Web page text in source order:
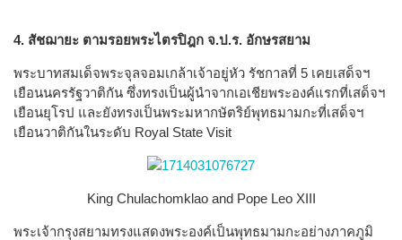
4. สัชฌายะ ตามรอยพระไตรปิฎก จ.ป.ร. อักษรสยาม
พระบาทสมเด็จพระจุลจอมเกล้าเจ้าอยู่หัว รัชกาลที่ 5 เคยเสด็จฯ
เยือนนครรัฐวาติกัน ซึ่งทรงเป็นผู้นำจากเอเชียพระองค์แรกที่เสด็จฯ
เยือนยุโรป และยังทรงเป็นพระมหากษัตริย์พุทธมามกะที่เสด็จฯ
เยือนวาติกันในระดับ Royal State Visit
King Chulachomklao and Pope Leo XIII
พระเจ้ากรุงสยามทรงแสดงพระองค์เป็นพุทธมามกะอย่างภาคภูมิ